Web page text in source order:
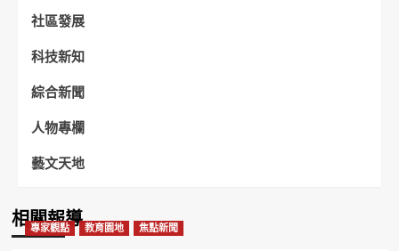
社區發展
科技新知
綜合新聞
人物專欄
藝文天地
相關報導
專家觀點 教育園地 焦點新聞